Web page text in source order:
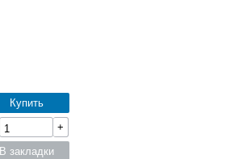
Купить
+
В закладки